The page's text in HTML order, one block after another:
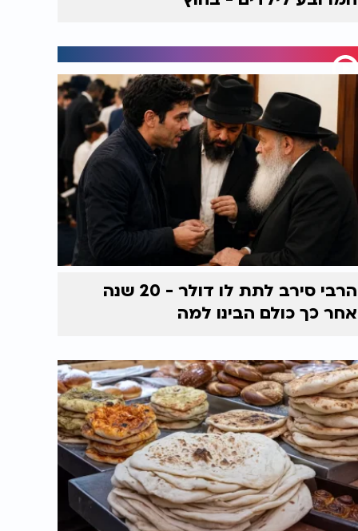
הרבי סירב לתת לו דולר - 20 שנה
אחר כך כולם הבינו למה